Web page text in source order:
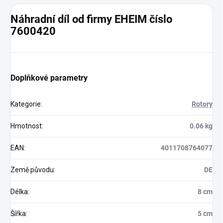
Náhradní díl od firmy EHEIM číslo
7600420
Doplňkové parametry
Kategorie: Rotory
Hmotnost: 0.06 kg
EAN: 4011708764077
Země původu: DE
Délka: 8 cm
Šířka: 5 cm